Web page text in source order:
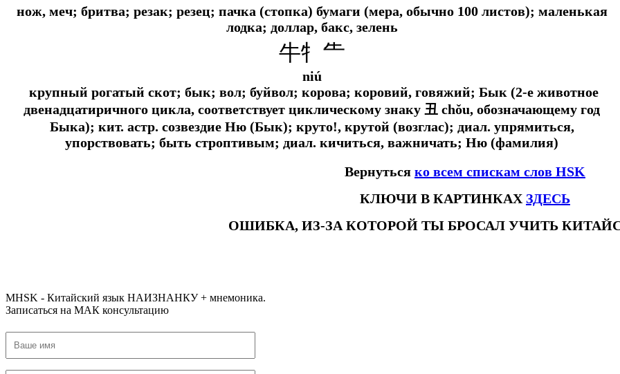
нож, меч; бритва; резак; резец; пачка (стопка) бумаги (мера, обычно 100 листов); маленькая
лодка; доллар, бакс, зелень
牛牜⺧
niú
крупный рогатый скот; бык; вол; буйвол; корова; коровий, говяжий; Бык (2-е животное
двенадцатиричного цикла, соответствует циклическому знаку 丑 chǒu, обозначающему год
Быка); кит. астр. созвездие Ню (Бык); круто!, крутой (возглас); диал. упрямиться,
упорствовать; быть строптивым; диал. кичиться, важничать; Ню (фамилия)
Вернуться ко всем спискам слов HSK
КЛЮЧИ В КАРТИНКАХ ЗДЕСЬ
ОШИБКА, ИЗ-ЗА КОТОРОЙ ТЫ БРОСАЛ УЧИТЬ
MHSK - Китайский язык НАИЗНАНКУ + мнемоника.
Записаться на МАК консультацию